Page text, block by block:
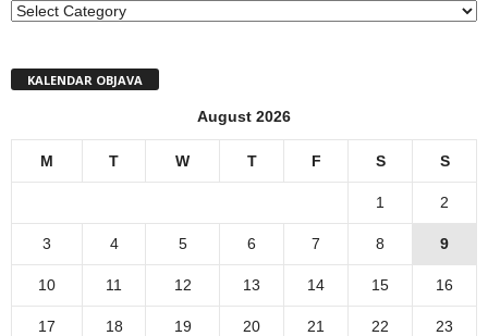
MENI
KALENDAR OBJAVA
August 2026
M T W T F S S
1 2
3 4 5 6 7 8 9
10 11 12 13 14 15 16
17 18 19 20 21 22 23